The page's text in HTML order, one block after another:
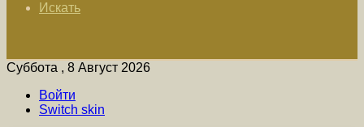
Искать
Суббота , 8 Август 2026
Войти
Switch skin